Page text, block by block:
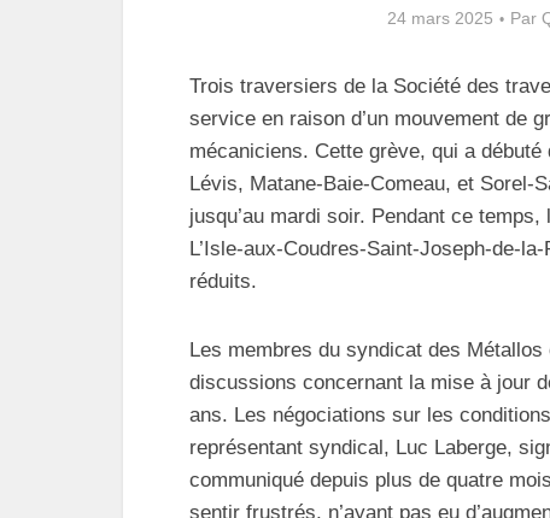
24 mars 2025 Par
Trois traversiers de la Société des
service en raison d’un mouvement de
mécaniciens. Cette grève, qui a
Lévis, Matane-Baie-Comeau, et Sorel-
jusqu’au mardi soir. Pendant ce
L’Isle-aux-Coudres-Saint-Joseph-de-
réduits.
Les membres du syndicat des
discussions concernant la mise à jour
ans. Les négociations sur les
représentant syndical, Luc Laberge,
communiqué depuis plus de quatre
sentir frustrés, n’ayant pas eu